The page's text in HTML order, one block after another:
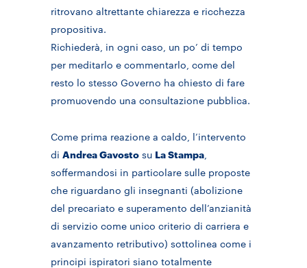
ritrovano altrettante chiarezza e ricchezza
propositiva.
Richiederà, in ogni caso, un po’ di tempo
per meditarlo e commentarlo, come del
resto lo stesso Governo ha chiesto di fare
promuovendo una consultazione pubblica.
Come prima reazione a caldo, l’intervento
di Andrea Gavosto su La Stampa
soffermandosi in particolare sulle proposte
che riguardano gli insegnanti (abolizione
del precariato e superamento dell’anzianità
di servizio come unico criterio di carriera e
avanzamento retributivo) sottolinea come i
principi ispiratori siano totalmente